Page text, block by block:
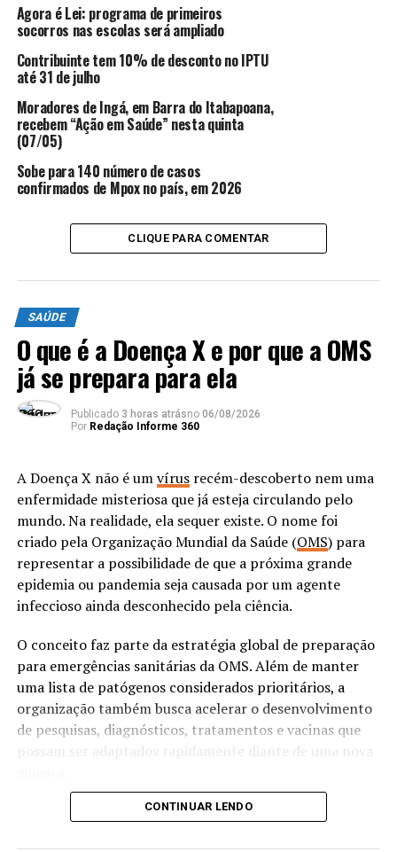
§ 1º – Os estabelecimentos deverão impedir a entrada e
a permanência de pessoas que não estiverem utilizando
máscara ou cobertura sobre o nariz e a boca.
§ 2º – Os estabelecimentos deverão afixar cartazes
informativos sobre a forma de uso correto de máscaras e
o número máximo de pessoas permitidas ao mesmo
tempo dentro do estabelecimento.
TÓPICOS RELACIONADOS:
DECRETO
SÃO FRANCISCO DE ITABAPOANA
USO DE MÁSCARAS
Brasil
NÃO PERCA
Uso de máscaras será obrigatório no Rio de Janeiro a
partir deste domingo
Agora é Lei: programa de primeiros
socorros nas escolas será ampliado
Contribuinte tem 10% de desconto no IPTU
até 31 de julho
Moradores de Ingá, em Barra do Itabapoana,
recebem “Ação em Saúde” nesta quinta
(07/05)
Sobe para 140 número de casos
confirmados de Mpox no país, em 2026
CLIQUE PARA COMENTAR
SAÚDE
O que é a Doença X e por que a OMS
já se prepara para ela
Publicado 3 horas atrásno 06/08/2026
Por Redação Informe 360
A Doença X não é umvírusrecém-descoberto nem uma
enfermidade misteriosa que já esteja circulando pelo
mundo. Na realidade, ela sequer existe. O nome foi
criado pela Organização Mundial da Saúde (OMS) para
representar a possibilidade de que a próxima grande
epidemia ou pandemia seja causada por um agente
infeccioso ainda desconhecido pela ciência.
O conceito faz parte da estratégia global de preparação
para emergências sanitárias da OMS. Além de manter
uma lista de patógenos considerados prioritários, a
organização também busca acelerar o desenvolvimento
de pesquisas, diagnósticos, tratamentos e vacinas que
possam ser adaptados rapidamente diante de uma nova
, médica especialista em doenças
CONTINUAR LENDO